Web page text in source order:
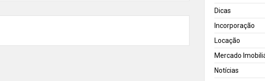
Dicas
Incorporação
Locação
Mercado
Notícias